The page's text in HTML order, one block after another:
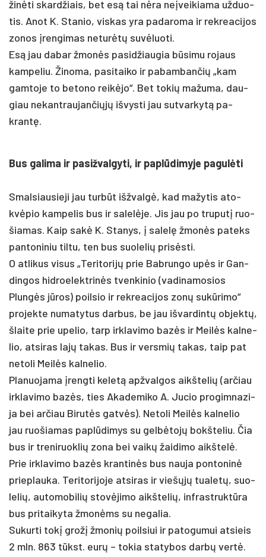
žinė­ti skard­žiais, bet esą tai nėra ne­įvei­kia­ma už­duo­
tis. Anot K. Sta­nio, vis­kas yra pa­da­ro­ma ir rek­rea­ci­jos
zo­nos įren­gi­mas ne­turėtų su­vėluo­ti.
Esą jau da­bar žmonės pa­si­džiau­gia būsi­mu ro­jaus
kam­pe­liu. Ži­no­ma, pa­si­tai­ko ir pa­bam­ban­čių „kam
gam­to­je to be­to­no reikė­jo“. Bet to­kių ma­žu­ma, dau­
giau ne­kant­rau­jan­čiųjų iš­vys­ti jau su­tvarkytą pa­
krantę.
Bus ga­li­ma ir pa­si­žval­gy­ti, ir pa­plūdi­my­je pa­gulė­ti
Smal­siau­sie­ji jau turbūt išž­valgė, kad ma­žy­tis ato­
kvėpio kam­pe­lis bus ir sa­lelė­je. Jis jau po tru­putį ruo­
šia­mas. Kaip sakė K. Sta­nys, į sa­lelę žmonės pa­teks
pan­to­ni­niu til­tu, ten bus suo­le­lių pri­sėsti.
O at­li­kus vi­sus „Te­ri­to­rijų prie Bab­run­go upės ir Gan­
din­gos hid­roe­lekt­rinės tven­ki­nio (va­di­na­mo­sios
Plungės jūros) poil­sio ir rek­rea­ci­jos zonų su­kūri­mo“
pro­jek­te nu­ma­ty­tus dar­bus, be jau iš­var­dintų ob­jektų,
šlai­te prie upe­lio, tarp irk­la­vi­mo bazės ir Meilės kal­ne­
lio, at­si­ras lajų ta­kas. Bus ir vers­mių ta­kas, taip pat
ne­to­li Meilės kal­ne­lio.
Pla­nuo­ja­ma įreng­ti ke­letą ap­žval­gos aikš­te­lių (ar­čiau
irk­la­vi­mo bazės, ties Aka­de­mi­ko A. Ju­cio pro­gim­na­zi­
ja bei ar­čiau Bi­rutės gatvės). Ne­to­li Meilės kal­ne­lio
jau ruo­šia­mas pa­plūdi­mys su gelbė­tojų bokš­te­liu. Čia
bus ir tre­ni­ruok­lių zo­na bei vaikų žai­di­mo aikš­telė.
Prie irk­la­vi­mo bazės kran­tinės bus nau­ja po­nto­ninė
prie­plau­ka. Te­ri­to­ri­jo­je at­si­ras ir viešųjų tua­letų, suo­
le­lių, au­to­mo­bi­lių stovė­jimo aikš­te­lių, inf­rast­ruktū­ra
bus pri­tai­ky­ta žmonėms su ne­ga­lia.
Su­kur­ti tokį grožį žmo­nių poil­siui ir pa­to­gu­mui at­sieis
2 mln. 863 tūkst. eurų – to­kia sta­ty­bos darbų vertė.